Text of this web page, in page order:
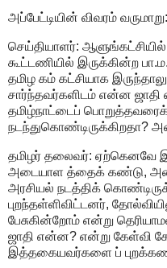
அப்பேட்டியின் விவரம் வருமாறு:
செய்தியாளர்:
கூட்டணியில் இருக்கின்ற
தமிழ கம் கட்சியாக
சார்ந்தவர்களிடம் என்ன ஜாதி
தமிழ்நாட்டைப்
நடந்துகொண்டிருக்கிறதா?
தமிழர் தலைவர்: ஏற்கெனவே
அடையாள த்தைக் கண்டு,
அரசியல் நடத்திக்
புறந்தள்ளிவிட்டனர்,
பேசுகின்றோம் என்று
ஜாதி என்ன? என்று கேள்வி
இத்தகையவர்களை ப்